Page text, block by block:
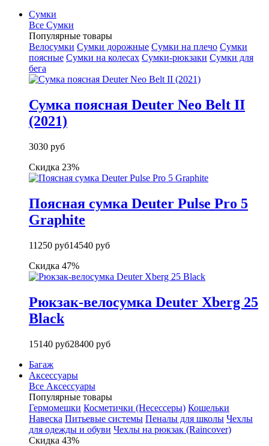
Сумки
Все Сумки
Популярные товары
Велосумки Сумки дорожные Сумки на плечо Сумки
поясные Сумки на колесах Сумки-рюкзаки Сумки для
бега
Сумка поясная Deuter Neo Belt II
(2021)
3030 руб
Скидка 23%
Поясная сумка Deuter Pulse Pro 5
Graphite
11250 руб14540 руб
Скидка 47%
Рюкзак-велосумка Deuter Xberg 25
Black
15140 руб28400 руб
Багаж
Аксессуары
Все Аксессуары
Популярные товары
Гермомешки Косметички (Несессеры) Кошельки
Навеска Питьевые системы Пеналы для школы Чехлы
для одежды и обуви Чехлы на рюкзак (Raincover)
Скидка 43%